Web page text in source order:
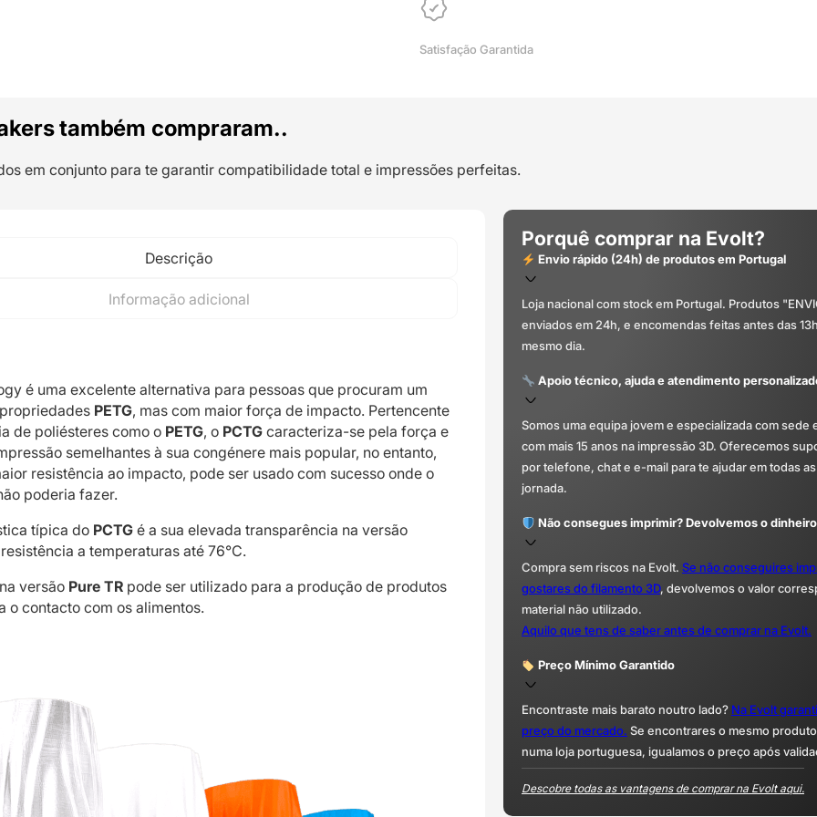
Satisfação Garantida
também compraram..
em conjunto para te garantir compatibilidade total e impressões perfeitas.
Descrição
Informação adicional
é uma excelente alternativa para pessoas que procuram um
PETG, mas com maior força de impacto. Pertencente
de poliésteres como o PETG, o PCTG caracteriza-se pela força e
semelhantes à sua congénere mais popular, no entanto,
resistência ao impacto, pode ser usado com sucesso onde o
poderia fazer.
típica do PCTG é a sua elevada transparência na versão
a temperaturas até 76°C.
versão Pure TR pode ser utilizado para a produção de produtos
o contacto com os alimentos.
Porquê comprar na Evolt?
Envio rápido (24h) de produtos em Portugal
Loja nacional com stock em Portugal. Produtos
enviados em 24h, e encomendas feitas antes das
mesmo dia.
Apoio técnico, ajuda e atendimento
Somos uma equipa jovem e especializada com sede
com mais 15 anos na impressão 3D. Oferecemos
por telefone, chat e e-mail para te ajudar em todas
jornada.
Não consegues imprimir? Devolvemos o
Compra sem riscos na Evolt. Se não conseguires
gostares do filamento 3D, devolvemos o valor
material não utilizado.
Aquilo que tens de saber antes de comprar na Evolt.
Preço Mínimo Garantido
Encontraste mais barato noutro lado? Na Evolt
preço do mercado. Se encontrares o mesmo
numa loja portuguesa, igualamos o preço após
Descobre todas as vantagens de comprar na Evolt aqui.